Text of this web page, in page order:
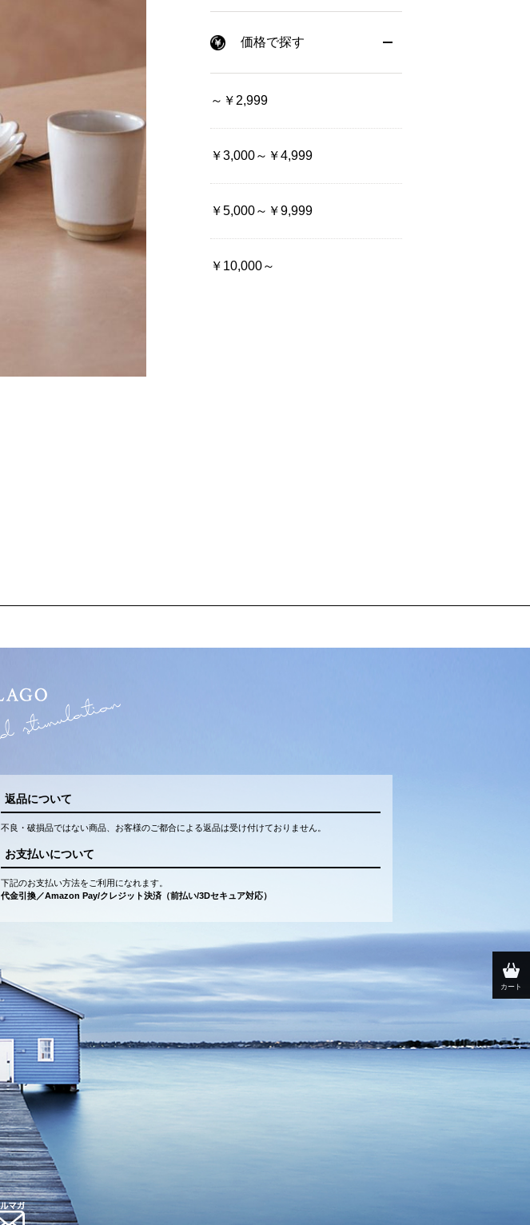
価格で探す
～￥2,999
￥3,000～￥4,999
￥5,000～￥9,999
￥10,000～
カート
返品について
不良・破損品ではない商品、お客様のご都合による返品は受け付けておりません。
お支払いについて
下記のお支払い方法をご利用になれます。
代金引換／Amazon Pay/クレジット決済（前払い/3Dセキュア対応）